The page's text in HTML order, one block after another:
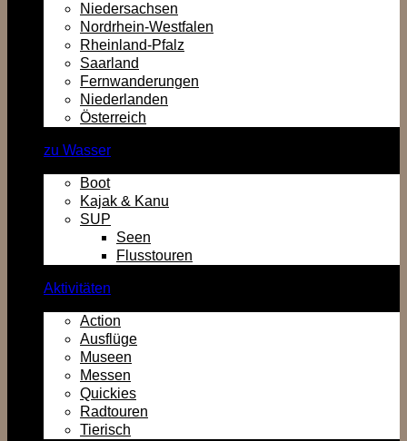
Niedersachsen
Nordrhein-Westfalen
Rheinland-Pfalz
Saarland
Fernwanderungen
Niederlanden
Österreich
zu Wasser
Boot
Kajak & Kanu
SUP
Seen
Flusstouren
Aktivitäten
Action
Ausflüge
Museen
Messen
Quickies
Radtouren
Tierisch